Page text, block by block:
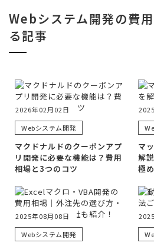
Webシステム開発の費
る記事
2026年02月02日
Webシステム開発
マクドナルドのクーポンアプ
リ開発に必要な機能は？費用
相場と3つのコツ
マ
解
極
2025年08月08日
Webシステム開発